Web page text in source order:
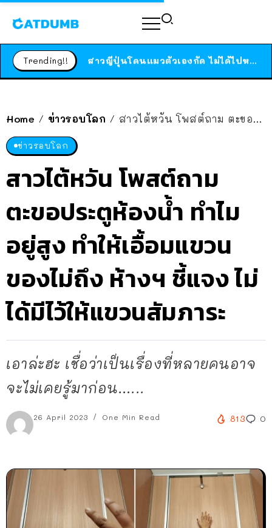
Trending!! ได้เวลาเด็กหนวดรวมตัว RF Online Next เปิดให้เล่นแล้ว เกม Sci-Fi MMORPG ระดับตำนาน เล่นได้ทั้งมือถือและ PC
Home / ข่าวรอบโลก / สาวไต้หวัน โพสต์ถาม ตะขอประตูห้องน้ำ ทำไมอยู่สูง ทำให้เอื้อมแขวนของไม่ถึง ห้างฯ ชี้แจง ไม่ได้มีไว้ให้แขวนสัมภาระ
ข่าวรอบโลก
สาวไต้หวัน โพสต์ถาม
ตะขอประตูห้องน้ำ ทำไม
อยู่สูง ทำให้เอื้อมแขวน
ของไม่ถึง ห้างฯ ชี้แจง ไม่
ได้มีไว้ให้แขวนสัมภาระ
เอาล่ะฮะ เชื่อว่าเป็นเรื่องที่หลายคนอาจ
จะไม่เคยรู้มาก่อน…...
26 April 2023 One Min Read 813 0